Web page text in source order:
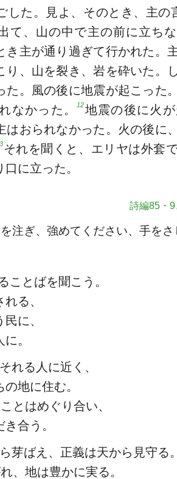
した。見よ、そのとき、主の
て、山の中で主の前に立ち
き主が通り過ぎて行かれた。
り、山を裂き、岩を砕いた。
た。風の後に地震が起こった
なかった。12地震の後に火
はおられなかった。火の後に
それを聞くと、エリヤは外套
に立った。
詩編85・
注ぎ、強めてください、手を
ことばを聞こう。
る、
に、
。
れる人に近く、
地に住む。
とはめぐり合い、
合う。
芽ばえ、正義は天から見守る
、地は豊かに実る。